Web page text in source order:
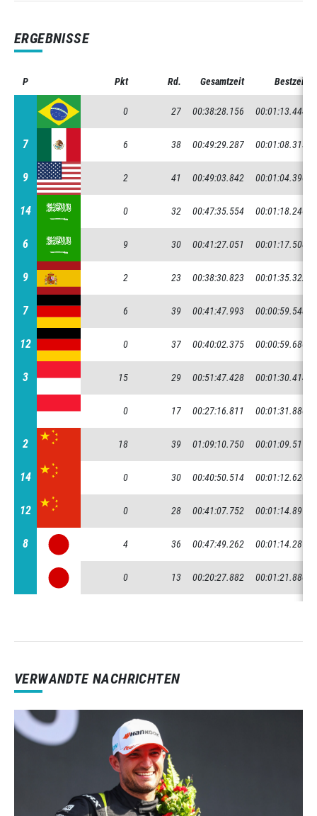
ERGEBNISSE
P Pkt Rd. Gesamtzeit Bestzeit
0 27 00:38:28.156 00:01:13.444
7 6 38 00:49:29.287 00:01:08.313
9 2 41 00:49:03.842 00:01:04.390
14 0 32 00:47:35.554 00:01:18.246
6 9 30 00:41:27.051 00:01:17.508
9 2 23 00:38:30.823 00:01:35.322
7 6 39 00:41:47.993 00:00:59.548
12 0 37 00:40:02.375 00:00:59.686
3 15 29 00:51:47.428 00:01:30.414
0 17 00:27:16.811 00:01:31.880
2 18 39 01:09:10.750 00:01:09.517
14 0 30 00:40:50.514 00:01:12.620
12 0 28 00:41:07.752 00:01:14.899
8 4 36 00:47:49.262 00:01:14.287
0 13 00:20:27.882 00:01:21.880
P
7
9
14
6
9
7
12
3
2
14
12
8
VERWANDTE NACHRICHTEN